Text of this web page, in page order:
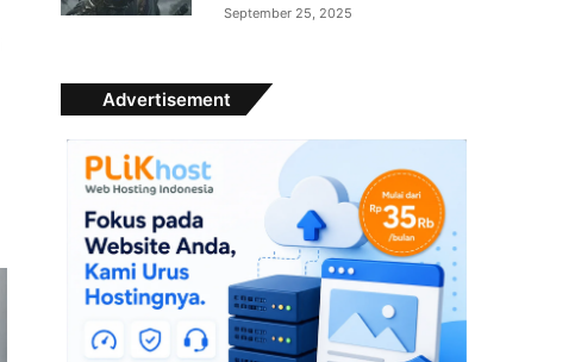
September 25, 2025
Advertisement